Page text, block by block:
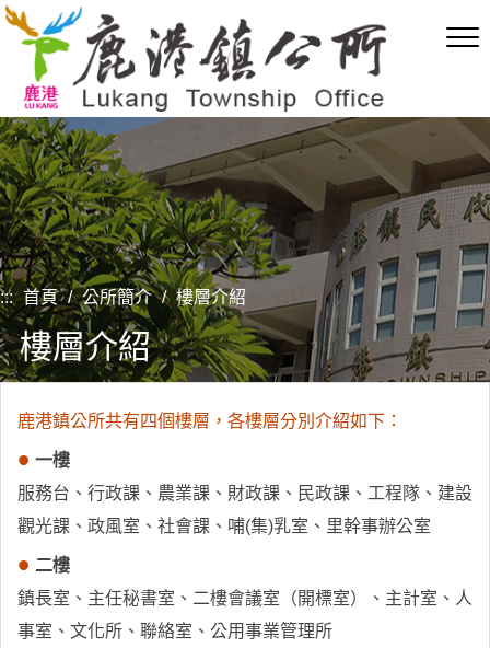
跳
內
容
區
塊
::: 首頁 / 公所簡介 / 樓層介紹
樓層介紹
鹿港鎮公所共有四個樓層，各樓層分別介紹如下：
一樓
服務台、行政課、農業課、財政課、民政課、工程隊、建設
觀光課、政風室、社會課、哺(集)乳室、里幹事辦公室
二樓
鎮長室、主任秘書室、二樓會議室（開標室）、主計室、人
事室、文化所、聯絡室、公用事業管理所